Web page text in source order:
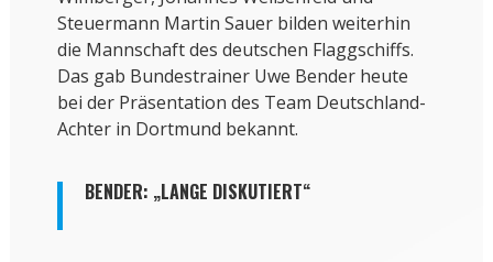
Steuermann Martin Sauer bilden weiterhin
die Mannschaft des deutschen Flaggschiffs.
Das gab Bundestrainer Uwe Bender heute
bei der Präsentation des Team Deutschland-
Achter in Dortmund bekannt.
BENDER: „LANGE DISKUTIERT“